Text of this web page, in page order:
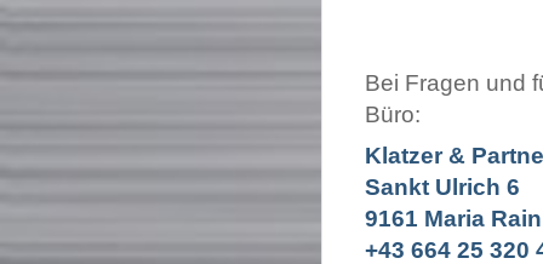
Bei Fragen und
Büro:
Klatzer &
Sankt Ulrich 6
9161 Maria Rain
+43 664 25 320